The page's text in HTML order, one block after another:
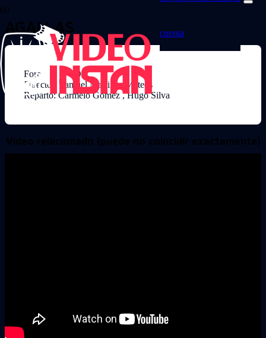
cuenta
AGALLAS
Formato: DVD
Director: Samuel Martinez Mateos
Reparto: Carmelo Gomez , Hugo Silva
Video relacionado (puede no coincidir exactamente)